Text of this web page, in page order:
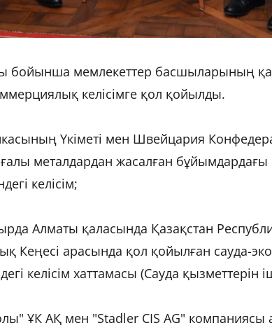
бойынша мемлекеттер басшыларының
келісімге қол қойылды.
Үкіметі мен Швейцария
металдардан жасалған
келісім;
Алматы қаласында Қазақстан
Кеңесі арасында қол қойылған сауда-
келісім хаттамасы (Сауда қызметтерін
ҰК АҚ мен "Stadler CIS AG" компаниясы